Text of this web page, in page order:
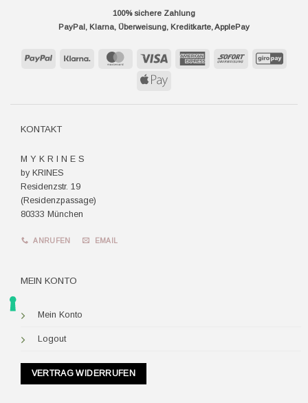
100% sichere Zahlung
PayPal, Klarna, Überweisung, Kreditkarte, ApplePay
PayPal Klarna MasterCard Visa
AmericanSofort
Apple
KONTAKT
M Y K R I N E S
by KRINES
Residenzstr. 19
(Residenzpassage)
80333 München
ANRUFEN EMAIL
MEIN KONTO
Mein Konto
Logout
VERTRAG WIDERRUFEN